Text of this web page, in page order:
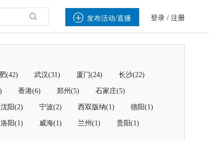
 发布活动/直播 登录 / 注册
(42) 武汉(31) 厦门(24) 长沙(22)
香港(6) 郑州(5) 石家庄(5)
沈阳(2) 宁波(2) 西双版纳(1) 德阳(1)
洛阳(1) 威海(1) 兰州(1) 贵阳(1)